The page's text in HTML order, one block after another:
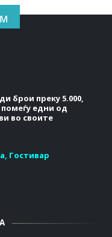
брои преку 5.000,
едни од
во своите
Гостивар